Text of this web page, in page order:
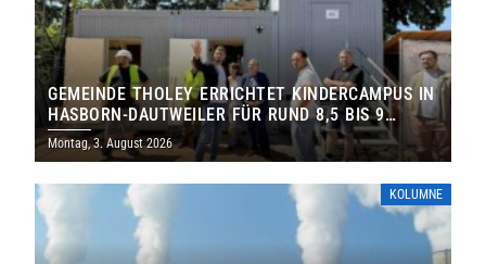
GEMEINDE THOLEY ERRICHTET KINDERCAMPUS IN
HASBORN-DAUTWEILER FÜR RUND 8,5 BIS 9
MILLIONEN EURO
Montag, 3. August 2026
KOLUMNE